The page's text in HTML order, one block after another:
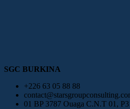
SGC BURKINA
+226 63 05 88 88
01 BP 3787 Ouaga C.N.T 01,